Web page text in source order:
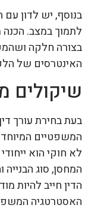
בנוסף, יש לדון
לתמוך במצב.
בצורה חלקה
האינטרסים של
שיקולים
בעת בחירת עורך
המשפטיים
לא חוקי הוא
המחסן, סוג
הדין חייב להיות
האסטרטגיה